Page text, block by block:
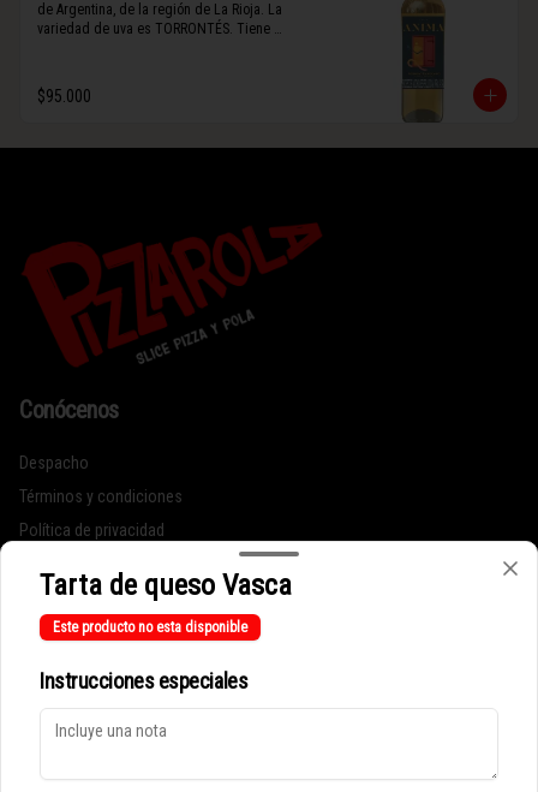
de Argentina, de la región de La Rioja. La
variedad de uva es TORRONTÉS. Tiene
$95.000
Conócenos
Despacho
Términos y condiciones
Política de privacidad
Redes sociales
Instagram
Mi cuenta
Iniciar sesión
Tarta de queso Vasca
Este producto no esta disponible
Instrucciones especiales